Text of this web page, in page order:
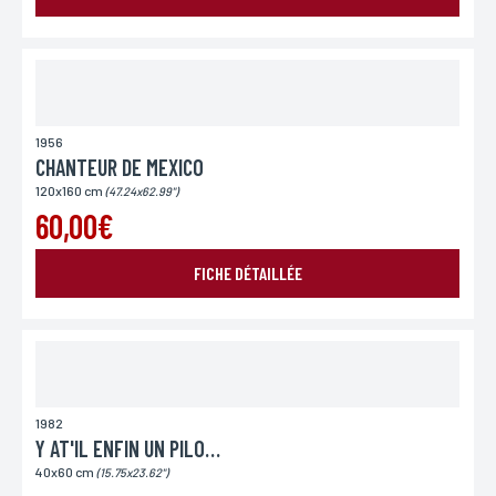
*Champs obligatoires
Conformément à la loi «informatique et Libertés» du 06,01,1978 modifié en 2004, vous pouvez
pour des motifs légitimes, au traitement informatiques de vos coordonnées, bénéficiez d’un
1956
CHANTEUR DE MEXICO
120x160 cm (47.24x62.99")
60,00€
FICHE DÉTAILLÉE
1982
Y AT'IL ENFIN UN PILOTE DANS L'AVION 2
40x60 cm (15.75x23.62")